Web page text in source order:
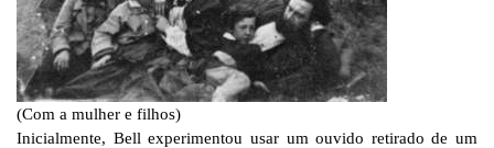
(Com a mulher e filhos)
Inicialmente, Bell experimentou usar um ouvido retirado de um